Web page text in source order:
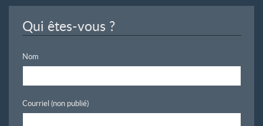
Qui êtes-vous ?
Nom
Courriel (non publié)